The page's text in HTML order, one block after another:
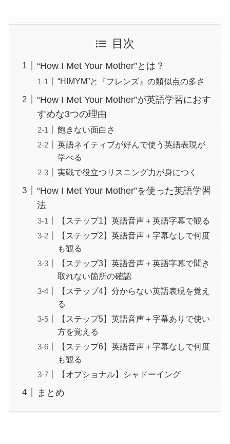
目次
“How I Met Your Mother”とは？
“HIMYM”と『フレンズ』の類似点の多さ
“How I Met Your Mother”が英語学習におす
すめな3つの理由
飽きない面白さ
英語ネイティブが好んで使う英語表現が
学べる
実戦で役立つリスニング力が身につく
“How I Met Your Mother”を使った英語学習
法
【ステップ1】英語音声＋英語字幕で観る
【ステップ2】英語音声＋字幕なしで何度
も観る
【ステップ3】英語音声＋英語字幕で聞き
取れない箇所の確認
【ステップ4】分からない英語表現を覚え
る
【ステップ5】英語音声＋字幕ありで使い
方を覚える
【ステップ6】英語音声＋字幕なしで何度
も観る
【オプショナル】シャドーイング
まとめ